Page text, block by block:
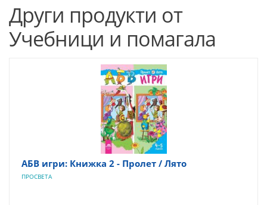
Други продукти от
Учебници и помагала
АБВ игри: Книжка 2 - Пролет / Лято
ПРОСВЕТА